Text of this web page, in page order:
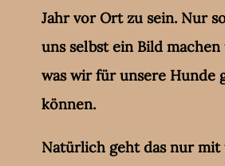
Jahr vor Ort zu sein. Nur
uns selbst ein Bild
was wir für unsere Hunde
können.
Natürlich geht das nur mit